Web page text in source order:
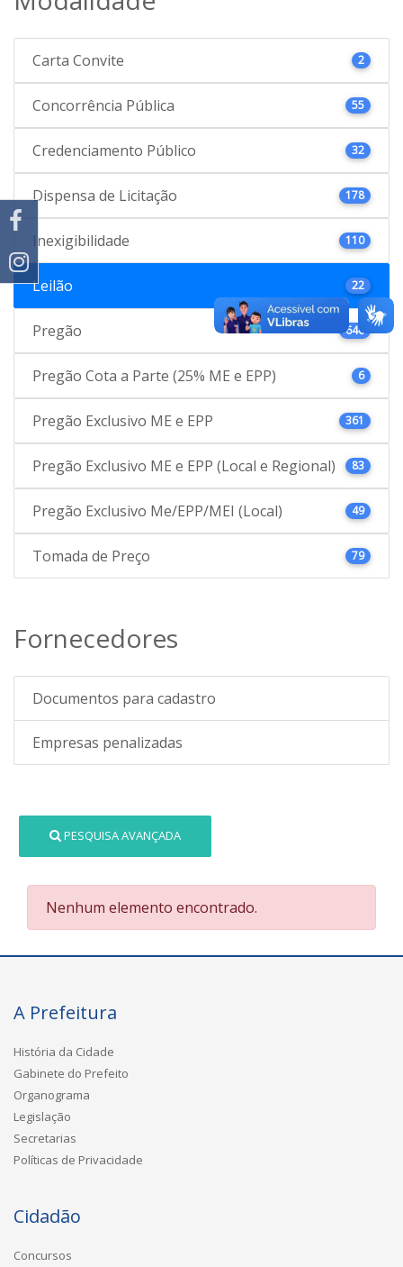
Carta Convite 2
Concorrência Pública 55
Credenciamento Público 32
Dispensa de Licitação 178
Inexigibilidade 110
Leilão 22
Pregão 646
Pregão Cota a Parte (25% ME e EPP) 6
Pregão Exclusivo ME e EPP 361
Pregão Exclusivo ME e EPP (Local e Regional) 83
Pregão Exclusivo Me/EPP/MEI (Local) 49
Tomada de Preço 79
Fornecedores
Documentos para cadastro
Empresas penalizadas
PESQUISA AVANÇADA
Nenhum elemento encontrado.
A Prefeitura
História da Cidade
Gabinete do Prefeito
Organograma
Legislação
Secretarias
Políticas de Privacidade
Cidadão
Concursos